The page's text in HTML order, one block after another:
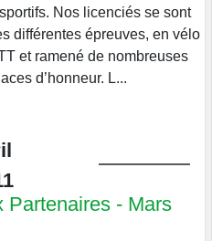
Nos licenciés se sont
différentes épreuves, en vélo
et ramené de nombreuses
d’honneur. L...
Partenaires - Mars